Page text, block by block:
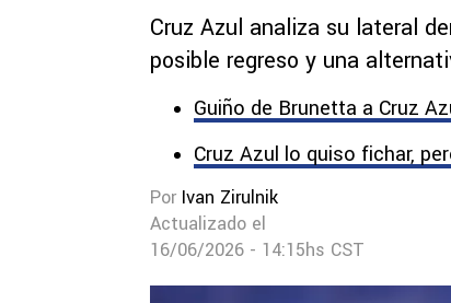
Cruz Azul analiza su lateral
posible regreso y una
Guiño de Brunetta a Cruz
Cruz Azul lo quiso fichar,
Por Ivan Zirulnik
Actualizado el
16/06/2026 - 14:15hs CST